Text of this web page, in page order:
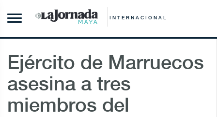
INTERNACIONAL
Ejército de Marruecos
asesina a tres
miembros del